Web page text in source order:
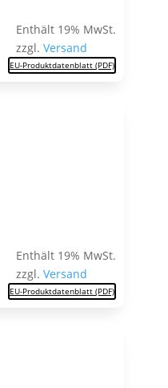
Enthält 19% MwSt.
zzgl.Versand
EU-Produktdatenblatt (PDF)
Enthält 19% MwSt.
zzgl.Versand
EU-Produktdatenblatt (PDF)